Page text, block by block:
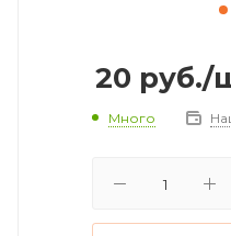
20 руб./
Много